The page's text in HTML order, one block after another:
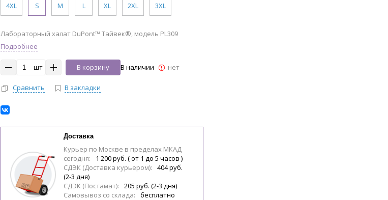
4XL
S M L XL 2XL 3XL
Лабораторный халат DuPont™ Тайвек®, модель PL309
Подробнее
шт В корзину В наличии нет
Сравнить В закладки
Доставка
Курьер по Москве в пределах МКАД
сегодня:
1 200 руб. ( от 1 до 5 часов )
СДЭК (Доставка курьером):
404 руб.
(2-3 дня)
СДЭК (Постамат):
205 руб. (2-3 дня)
Самовывоз со склада:
бесплатно